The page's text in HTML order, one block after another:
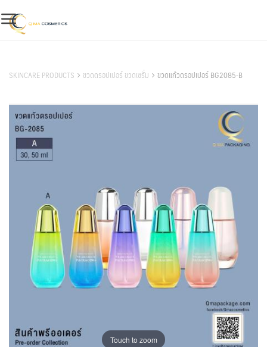
to
content
SKINCARE PRODUCTS ขวดดรอปเปอร์ ขวดเซรั่ม ขวดแก้วดรอปเปอร์ BG2085-B
Touch to zoom